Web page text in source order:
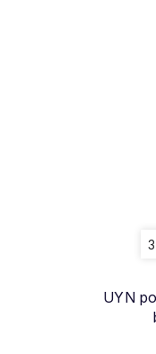
UYN